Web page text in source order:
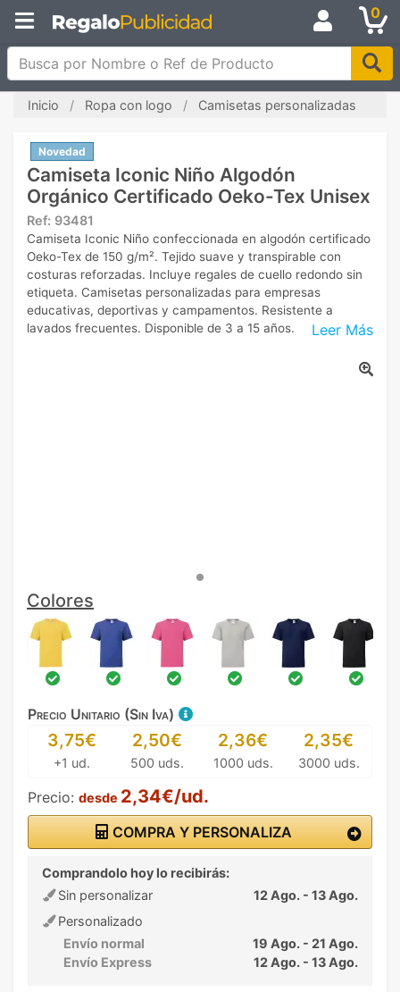
0
Busca por Nombre o Ref de Producto
Inicio Ropa con logo Camisetas personalizadas
Novedad
Camiseta Iconic Niño Algodón
Orgánico Certificado Oeko-Tex Unisex
Ref: 93481
Leer Más
Camiseta Iconic Niño confeccionada en algodón certificado
Oeko-Tex de 150 g/m². Tejido suave y transpirable con
costuras reforzadas. Incluye regales de cuello redondo sin
etiqueta. Camisetas personalizadas para empresas
educativas, deportivas y campamentos. Resistente a
lavados frecuentes. Disponible de 3 a 15 años.
Colores
Precio Unitario (Sin Iva)
3,75€
+1 ud.
2,50€
500 uds.
2,36€
1000 uds.
2,35€
3000 uds.
Precio: desde 2,34€/ud.
COMPRA Y PERSONALIZA
Comprandolo hoy lo recibirás:
Sin personalizar
12 Ago. - 13 Ago.
Personalizado
Envío normal
19 Ago. - 21 Ago.
Envío Express
12 Ago. - 13 Ago.